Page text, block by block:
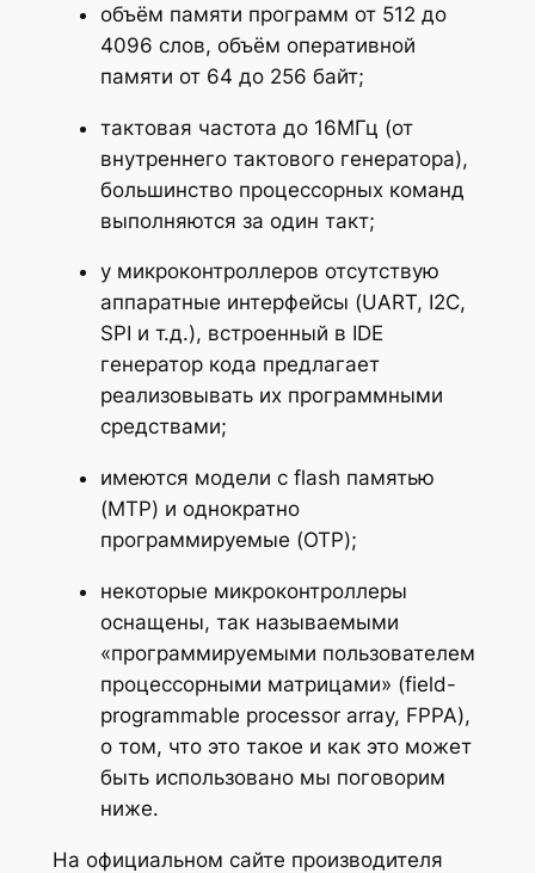
объём памяти программ от 512 до
4096 слов, объём оперативной
памяти от 64 до 256 байт;
тактовая частота до 16МГц (от
внутреннего тактового генератора),
большинство процессорных команд
выполняются за один такт;
у микроконтроллеров отсутствую
аппаратные интерфейсы (UART, I2C,
SPI и т.д.), встроенный в IDE
генератор кода предлагает
реализовывать их программными
средствами;
имеются модели с flash памятью
(MTP) и однократно
программируемые (OTP);
некоторые микроконтроллеры
оснащены, так называемыми
«программируемыми пользователем
процессорными матрицами» (field-
programmable processor array, FPPA),
о том, что это такое и как это может
быть использовано мы поговорим
ниже.
На официальном сайте производителя